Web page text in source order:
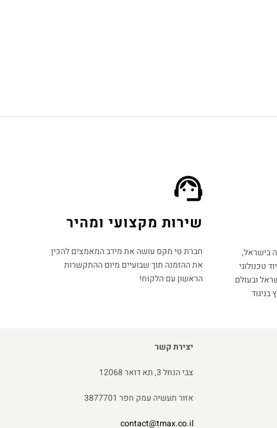
בישראל,
טכנולוגי
ובעולם
שירות מקצועי ומהיר
חברת טי מקס עושה את מירב המאמצים להכין
את ההזמנה תוך שבועיים מיום ההתקשרות
הראשון עם הלקוח!
יצירת קשר
צבי הנחל 3, תא דואר 12068
אזור תעשיה עמק חפר 3877701
contact@tmax.co.il